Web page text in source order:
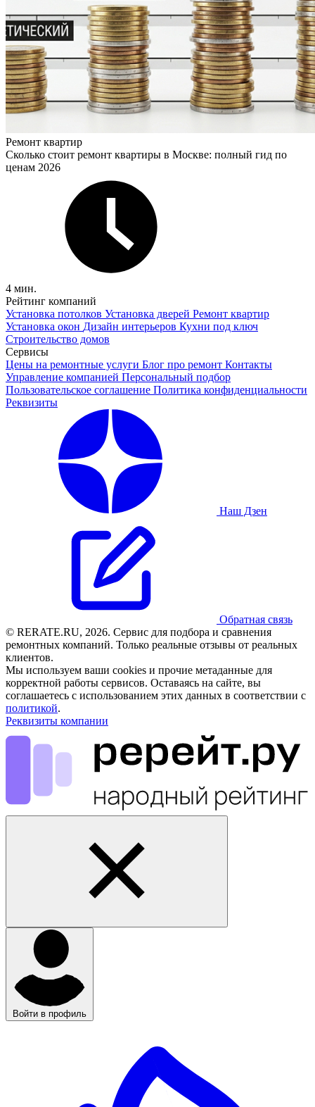
Ремонт квартир
Сколько стоит ремонт квартиры в Москве: полный гид по
ценам 2026
4 мин.
Рейтинг компаний
Установка потолков Установка дверей Ремонт квартир
Установка окон Дизайн интерьеров Кухни под ключ
Строительство домов
Сервисы
Цены на ремонтные услуги Блог про ремонт Контакты
Управление компанией Персональный подбор
Пользовательское соглашение Политика конфиденциальности
Реквизиты
Наш Дзен
Обратная связь
© RERATE.RU, 2026. Сервис для подбора и сравнения
ремонтных компаний. Только реальные отзывы от реальных
клиентов.
Мы используем ваши cookies и прочие метаданные для
корректной работы сервисов. Оставаясь на сайте, вы
соглашаетесь с использованием этих данных в соответствии с
политикой.
Реквизиты компании
Войти в профиль